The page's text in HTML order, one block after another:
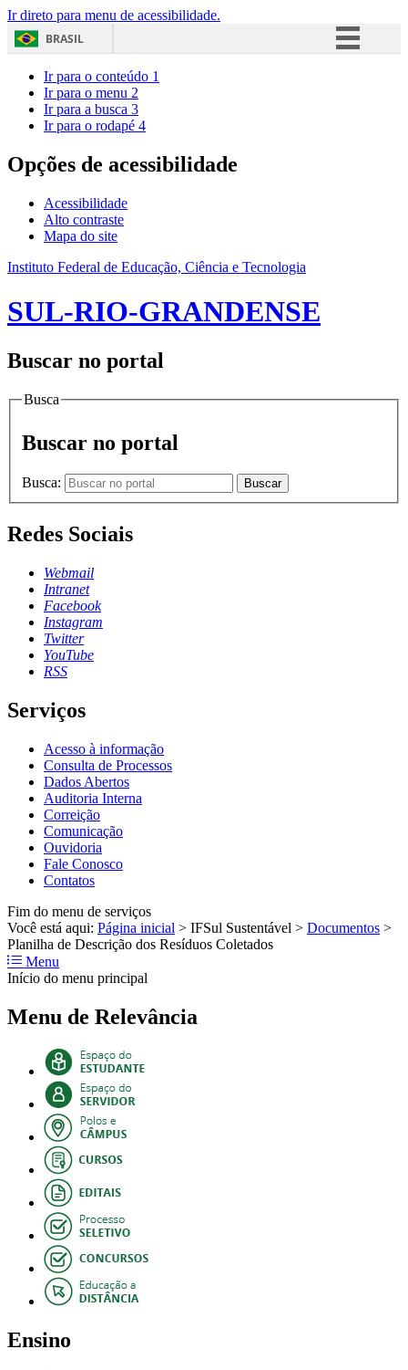
Ir direto para menu de acessibilidade.
BRASIL
Acesso à informação
Ir para o conteúdo 1
Ir para o menu 2
Ir para a busca 3
Ir para o rodapé 4
Opções de acessibilidade
Acessibilidade
Alto contraste
Mapa do site
Instituto Federal de Educação, Ciência e Tecnologia
SUL-RIO-GRANDENSE
Buscar no portal
Busca
Buscar no portal
Busca: Buscar
Redes Sociais
Webmail
Intranet
Facebook
Instagram
Twitter
YouTube
RSS
Serviços
Acesso à informação
Consulta de Processos
Dados Abertos
Auditoria Interna
Correição
Comunicação
Ouvidoria
Fale Conosco
Contatos
Fim do menu de serviços
Você está aqui: Página inicial > IFSul Sustentável > Documentos >
Planilha de Descrição dos Resíduos Coletados
Menu
Início do menu principal
Menu de Relevância
Ensino